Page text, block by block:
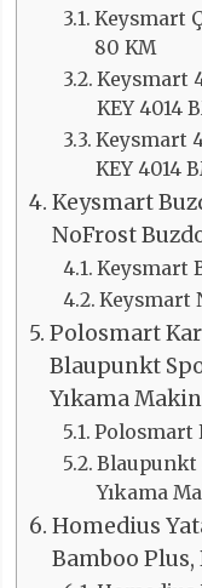
Keysmart
80 KM
Keysmart
KEY 4014
Keysmart
KEY 4014
Keysmart
NoFrost
Keysmart
Keysmart
Polosmart
Blaupunkt
Yıkama
Polosmart
Blaupunkt
Yıkama
Homedius
Bamboo Plus,